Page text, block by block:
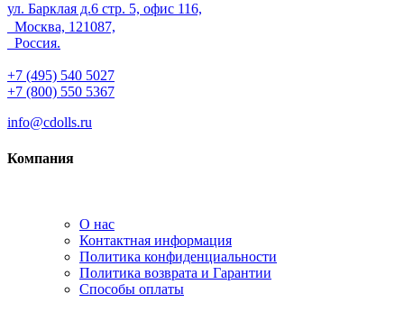
ул. Барклая д.6 стр. 5, офис 116,
Москва, 121087,
Россия.
+7 (495) 540 5027
+7 (800) 550 5367
info@cdolls.ru
Компания
О нас
Контактная информация
Политика конфиденциальности
Политика возврата и Гарантии
Способы оплаты